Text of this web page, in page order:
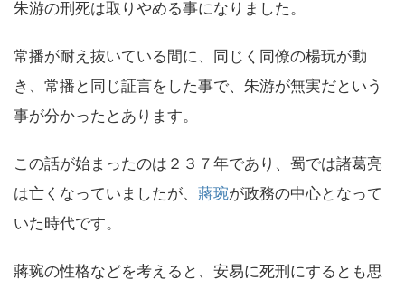
朱游の刑死は取りやめる事になりました。
常播が耐え抜いている間に、同じく同僚の楊玩が動
き、常播と同じ証言をした事で、朱游が無実だという
事が分かったとあります。
この話が始まったのは２３７年であり、蜀では諸葛亮
は亡くなっていましたが、 蔣琬が政務の中心となって
いた時代です。
蔣琬の性格などを考えると、安易に死刑にするとも思